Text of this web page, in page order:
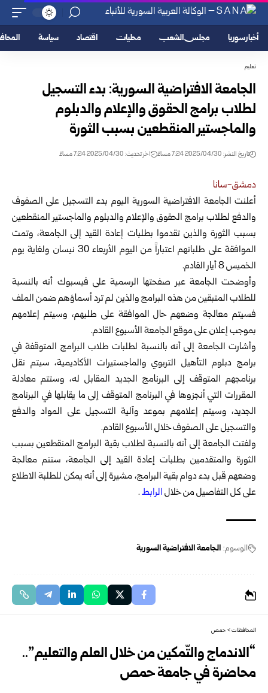
أخبار سوريا مجلس الشعب محليات اقتصاد سياسة
تعليم
الجامعة الافتراضية السورية: بدء التسجيل
لطلاب برامج الحقوق والإعلام ‏والدبلوم
والماجستير المنقطعين بسبب الثورة
تاريخ النشر: 2025/04/30 7:24 مساءً اخر تحديث: 2025/04/30 7:24 مساءً
دمشق-سانا‏
أعلنت الجامعة الافتراضية السورية اليوم بدء التسجيل على الصفوف
والدفع ‏لطلاب برامج الحقوق والإعلام والدبلوم والماجستيرالمنقطعين
بسبب الثورة و‏الذين تقدموا بطلبات إعادة القيد إلى الجامعة، وتمت
الموافقة على طلباتهم ‏اعتباراً من اليوم الأربعاء 30 نيسان ولغاية يوم
الخميس 8 أيار القادم.‏
وأوضحت الجامعة عبر صفحتها الرسمية على فيسبوك أنه بالنسبة
للطلاب ‏المتبقين من هذه البرامج والذين لم ترد أسماؤهم ضمن الملف
فسيتم معالجة ‏وضعهم حال الموافقة على طلبهم، وسيتم إعلامهم
بموجب إعلان على موقع ‏الجامعة الأسبوع القادم.‏
وأشارت الجامعة إلى أنه بالنسبة لطلبات طلاب البرامج المتوقفة في
برامج ‏دبلوم التأهيل التربوي والماجستيرات الأكاديمية، سيتم نقل
برنامجهم المتوقف ‏إلى البرنامج الجديد المقابل له، وستتم معادلة
المقررات التي أنجزوها في ‏البرنامج المتوقف إلى ما يقابلها في البرنامج
الجديد، وسيتم إعلامهم بموعد ‏وآلية التسجيل على المواد والدفع
والتسجيل على الصفوف خلال الأسبوع ‏القادم.‏
ولفتت الجامعة إلى أنه بالنسبة لطلاب بقية البرامج المنقطعين بسبب
الثورة ‏والمتقدمين بطلبات إعادة القيد إلى الجامعة، ستتم معالجة
وضعهم قبل بدء ‏دوام بقية البرامج، مشيرة إلى أنه يمكن للطلبة الاطلاع
على كل التفاصيل ‏من خلالالرابط.
الوسوم: الجامعة الافتراضية السورية
المحافظات>حمص
“الاندماج والتّمكين من خلال العلم والتعليم”..
محاضرة في جامعة حمص